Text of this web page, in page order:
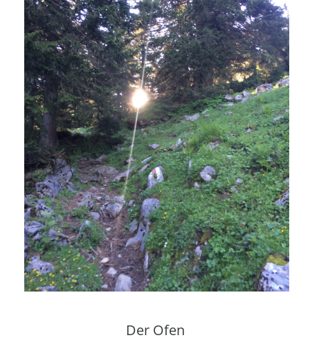
Der Ofen